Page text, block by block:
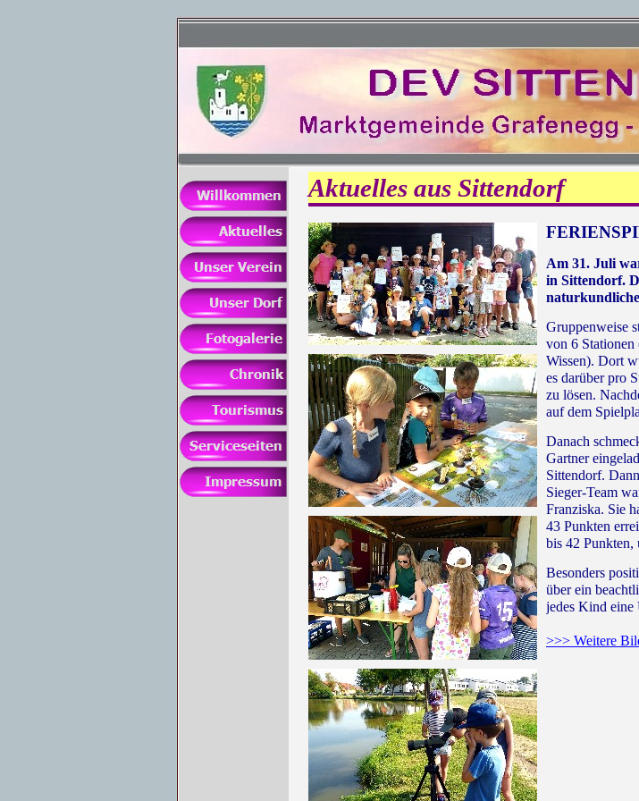
Aktuelles aus Sittendorf
Am 31. Juli
in Sittendorf.
Gruppenweise
von 6 Stationen
Wissen). Dort
es darüber pro
zu lösen.
auf dem
Danach
Gartner
Sittendorf.
Sieger-Team
Franziska. Sie
43 Punkten
bis 42 Punkten,
Besonders
über ein
jedes Kind eine
>>> Weitere